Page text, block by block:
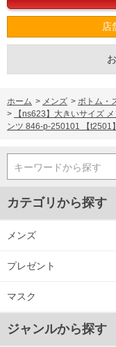
店
ホーム > メンズ > ボトム・
>
【ns623】大きいサイズ
ンツ 846-p-250101 【t2501】
キーワードから探す
カテゴリから探す
メンズ
プレゼント
マスク
ジャンルから探す